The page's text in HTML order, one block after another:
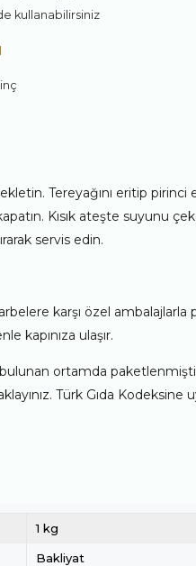
kullanabilirsiniz
Tereyağını eritip
Kısık ateşte suyunu
servis edin.
karşı özel
kapınıza ulaşır.
ortamda
Türk Gıda Kodeksine
1 kg
Bakliyat